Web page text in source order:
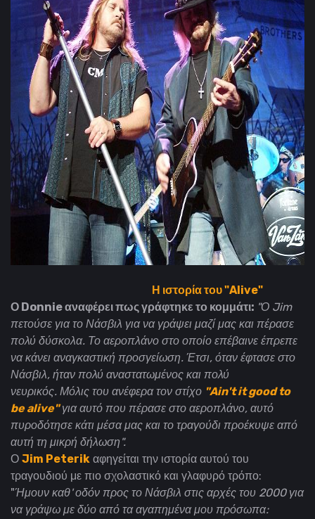
Η ιστορία του "Alive"
Ο Donnie αναφέρει πως γράφτηκε το κομμάτι: "Ο Jim
πετούσε για το Νάσβιλ για να γράψει μαζί μας και πέρασε
πολύ δύσκολα. Το αεροπλάνο στο οποίο επέβαινε έπρεπε
να κάνει αναγκαστική προσγείωση. Έτσι, όταν έφτασε στο
Νάσβιλ, ήταν πολύ αναστατωμένος και πολύ
νευρικός. Μόλις του ανέφερα τον στίχο "Ain't it good to
be alive"για αυτό που πέρασε στο αεροπλάνο, αυτό
πυροδότησε κάτι μέσα μας και το τραγούδι προέκυψε από
αυτή τη μικρή δήλωση".
Ο Jim Peterik αφηγείται την ιστορία αυτού του
τραγουδιού με πιο σχολαστικό και γλαφυρό τρόπο:
"Ήμουν καθ' οδόν προς το Νάσβιλ στις αρχές του 2000 για
να γράψω με δύο από τα αγαπημένα μου πρόσωπα: